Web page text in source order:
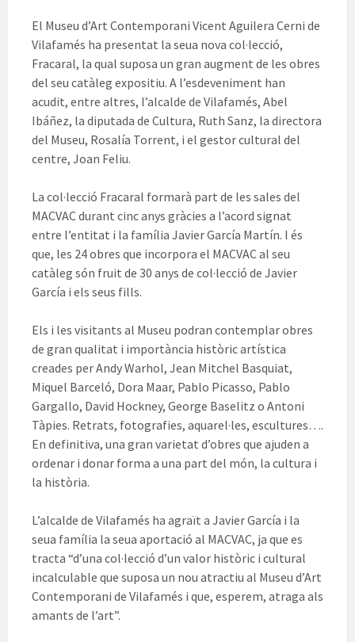
El Museu d’Art Contemporani Vicent Aguilera Cerni de
Vilafamés ha presentat la seua nova col·lecció,
Fracaral, la qual suposa un gran augment de les obres
del seu catàleg expositiu. A l’esdeveniment han
acudit, entre altres, l’alcalde de Vilafamés, Abel
Ibáñez, la diputada de Cultura, Ruth Sanz, la directora
del Museu, Rosalía Torrent, i el gestor cultural del
centre, Joan Feliu.
La col·lecció Fracaral formarà part de les sales del
MACVAC durant cinc anys gràcies a l’acord signat
entre l’entitat i la família Javier García Martín. I és
que, les 24 obres que incorpora el MACVAC al seu
catàleg són fruit de 30 anys de col·lecció de Javier
García i els seus fills.
Els i les visitants al Museu podran contemplar obres
de gran qualitat i importància històric artística
creades per Andy Warhol, Jean Mitchel Basquiat,
Miquel Barceló, Dora Maar, Pablo Picasso, Pablo
Gargallo, David Hockney, George Baselitz o Antoni
Tàpies. Retrats, fotografies, aquarel·les, escultures….
En definitiva, una gran varietat d’obres que ajuden a
ordenar i donar forma a una part del món, la cultura i
la història.
L’alcalde de Vilafamés ha agraït a Javier García i la
seua família la seua aportació al MACVAC, ja que es
tracta “d’una col·lecció d’un valor històric i cultural
incalculable que suposa un nou atractiu al Museu d’Art
Contemporani de Vilafamés i que, esperem, atraga als
amants de l’art”.